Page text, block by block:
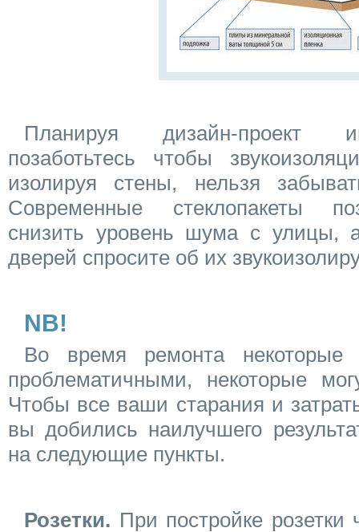
Планируя дизайн-проект
позаботьтесь чтобы
изолируя стены, нельзя
Современные стеклопакеты
снизить уровень шума с улицы,
дверей спросите об их
NB!
Во время ремонта
проблематичными, некоторые
Чтобы все ваши старания и
вы добились наилучшего
на следующие пункты.
Розетки. При постройке розетки